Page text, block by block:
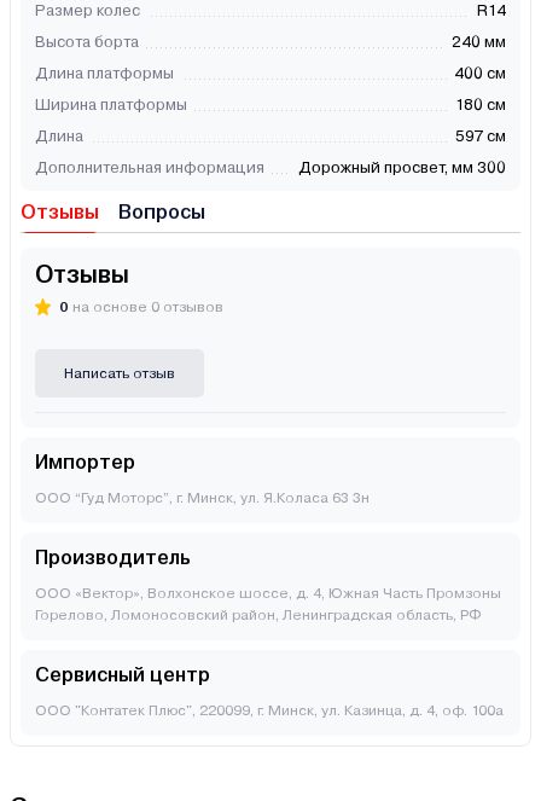
Размер колес
R14
Высота борта
240 мм
Длина платформы
400 см
Ширина платформы
180 см
Длина
597 см
Дополнительная информация
Дорожный просвет, мм 300
Отзывы Вопросы
Отзывы
0 на основе 0 отзывов
Написать отзыв
Импортер
ООО “Гуд Моторс”, г. Минск, ул. Я.Коласа 63 3н
Производитель
ООО «Вектор», Волхонское шоссе, д. 4, Южная Часть Промзоны
Горелово, Ломоносовский район, Ленинградская область, РФ
Сервисный центр
ООО "Контатек Плюс", 220099, г. Минск, ул. Казинца, д. 4, оф. 100а